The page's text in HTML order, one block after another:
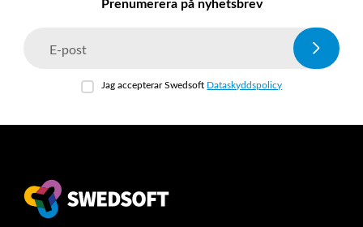
Prenumerera på nyhetsbrev
E-post
Jag accepterar Swedsoft Dataskyddspolicy